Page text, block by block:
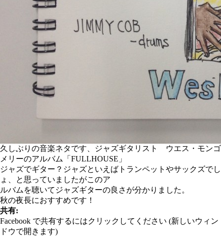
久しぶりの音楽ネタです、ジャズギタリスト ウエス・モンゴ
メリーのアルバム「FULLHOUSE」
ジャズでギター？ジャズといえばトランペットやサックズでし
ょ、と思っていましたがこのア
ルバムを聴いてジャズギターの良さが分かりました。
秋の夜長におすすめです！
共有:
Facebook で共有するにはクリックしてください (新しいウィン
ドウで開きます)